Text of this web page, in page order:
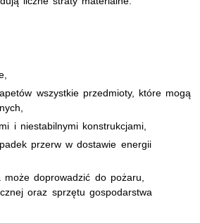
wszystkie przedmioty, które mogą
i niestabilnymi konstrukcjami,
przerw w dostawie energii
doprowadzić do pożaru,
oraz sprzętu gospodarstwa